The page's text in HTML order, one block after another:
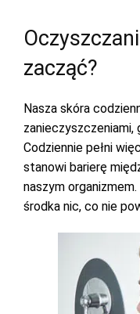
zacząć?
Nasza skóra
zanieczyszczeniami,
Codziennie pełni
stanowi barierę
naszym
środka nic, co nie